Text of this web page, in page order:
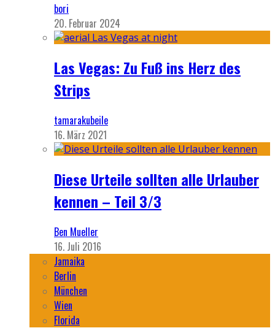
bori
20. Februar 2024
Las Vegas: Zu Fuß ins Herz des
Strips
tamarakubeile
16. März 2021
Diese Urteile sollten alle Urlauber
kennen – Teil 3/3
Ben Mueller
16. Juli 2016
Jamaika
Berlin
München
Wien
Florida